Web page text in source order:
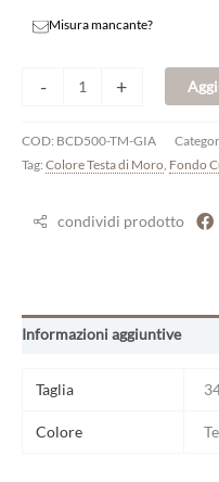
Misura mancante?
- +
COD: BCD500-TM-GIA
Tag: Colore Testa di Moro Fondo
condividi prodotto
Informazioni aggiuntive
Taglia
Colore